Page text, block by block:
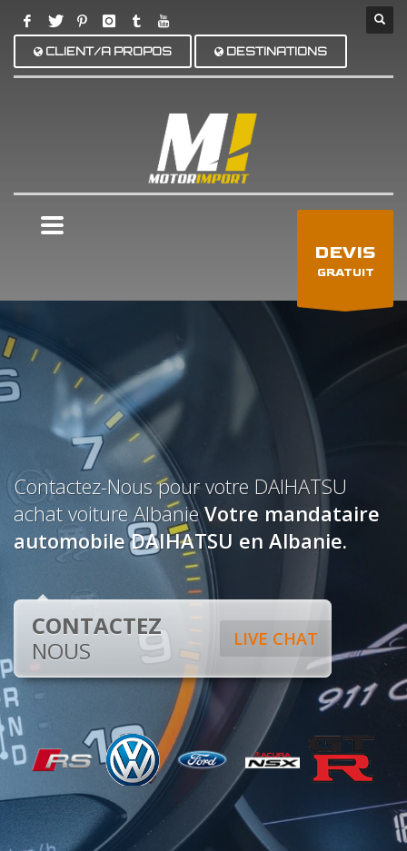
CLIENT/A PROPOS DESTINATIONS
DEVIS
GRATUIT
Contactez-Nous pour votre DAIHATSU
achat voiture AlbanieVotre mandataire
automobile DAIHATSU en Albanie.
LIVE CHAT
CONTACTEZ
NOUS